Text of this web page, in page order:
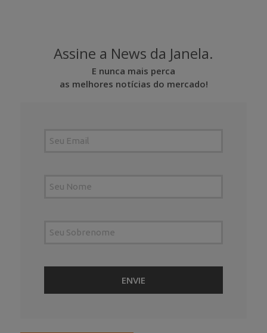
Assine a News da Janela.
E nunca mais perca
as melhores notícias do mercado!